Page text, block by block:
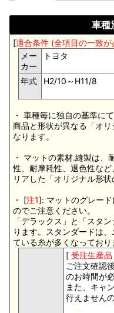
車種
[適合条件 (全項目の一致が
メー
カー
トヨタ
年式 H2/10～H11/8
・ 車種毎に独自の基準に
商品と形状が異なる「オ
なります。
・ マットの素材.縫製は、
性、耐摩耗性、退色性な
リアした「オリジナル形
・ [注1]: マットのグレー
のでご注意ください。
「デラックス」と「スタ
ります。スタンダードは
ている糸が多くなっており
[ 受注生産品
ご注文確認
のお時間が
また、キャ
行えません